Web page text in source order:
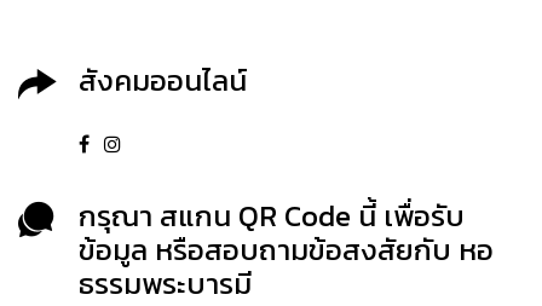
สังคมออนไลน์
กรุณา สแกน QR Code นี้ เพื่อรับ
ข้อมูล หรือสอบถามข้อสงสัยกับ หอ
ธรรมพระบารมี